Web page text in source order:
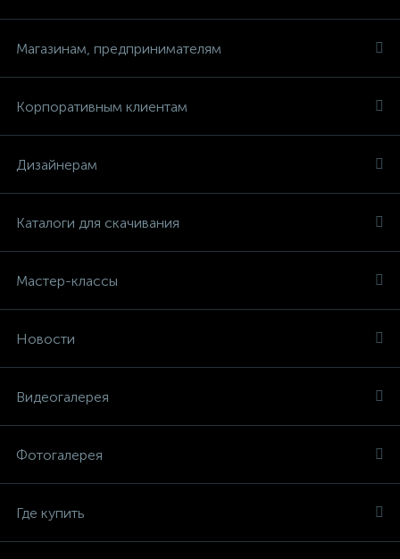
Магазинам, предпринимателям
Корпоративным клиентам
Дизайнерам
Каталоги для скачивания
Мастер-классы
Новости
Видеогалерея
Фотогалерея
Где купить